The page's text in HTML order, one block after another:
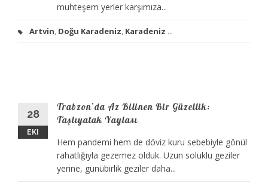
muhteşem yerler karşımıza...
Artvin, Doğu Karadeniz, Karadeniz ...
28
EKI
Trabzon’da Az Bilinen Bir Güzellik:
Taşlıyatak Yaylası
Hem pandemi hem de döviz kuru sebebiyle gönül
rahatlığıyla gezemez olduk. Uzun soluklu geziler
yerine, günübirlik geziler daha...